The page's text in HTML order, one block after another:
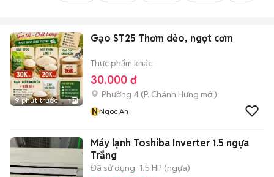
9 phút trước 1
Gạo ST25 Thơm dẻo, ngọt cơm
Thực phẩm khác
30.000 đ
Phường 4 (P. Chánh Hưng mới)
NNgoc An
Máy lạnh Toshiba Inverter 1.5 ngựa
Trắng
Đã sử dụng 1.5 HP (ngựa)